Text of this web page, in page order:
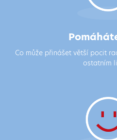
Co může přinášet větší pocit
ostatním